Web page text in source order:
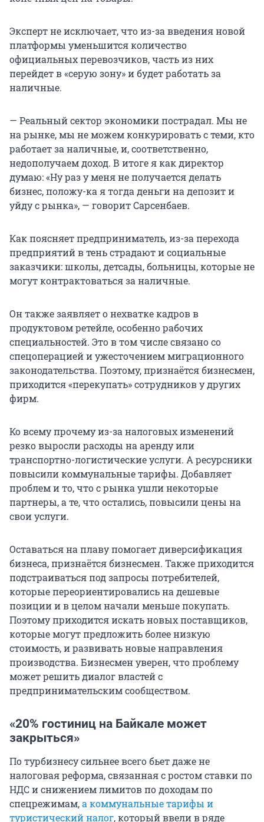
Эксперт не исключает, что из-за введения новой
платформы уменьшится количество
официальных перевозчиков, часть из них
перейдет в «серую зону» и будет работать за
наличные.
— Реальный сектор экономики пострадал. Мы не
на рынке, мы не можем конкурировать с теми, кто
работает за наличные, и, соответственно,
недополучаем доход. В итоге я как директор
думаю: «Ну раз у меня не получается делать
бизнес, положу-ка я тогда деньги на депозит и
уйду с рынка», — говорит Сарсенбаев.
Как поясняет предприниматель, из-за перехода
предприятий в тень страдают и социальные
заказчики: школы, детсады, больницы, которые не
могут контрактоваться за наличные.
Он также заявляет о нехватке кадров в
продуктовом ретейле, особенно рабочих
специальностей. Это в том числе связано со
спецоперацией и ужесточением миграционного
законодательства. Поэтому, признаётся бизнесмен,
приходится «перекупать» сотрудников у других
фирм.
Ко всему прочему из-за налоговых изменений
резко выросли расходы на аренду или
транспортно-логистические услуги. А ресурсники
повысили коммунальные тарифы. Добавляет
проблем и то, что с рынка ушли некоторые
партнеры, а те, что остались, повысили цены на
свои услуги.
Оставаться на плаву помогает диверсификация
бизнеса, признаётся бизнесмен. Также приходится
подстраиваться под запросы потребителей,
которые переориентировались на дешевые
позиции и в целом начали меньше покупать.
Поэтому приходится искать новых поставщиков,
которые могут предложить более низкую
стоимость, и развивать новые направления
производства. Бизнесмен уверен, что проблему
может решить диалог властей с
предпринимательским сообществом.
«20% гостиниц на Байкале может
закрыться»
По турбизнесу сильнее всего бьет даже не
налоговая реформа, связанная с ростом ставки по
НДС и снижением лимитов по доходам по
спецрежимам,а коммунальные тарифы и
туристический налог, который ввели в ряде